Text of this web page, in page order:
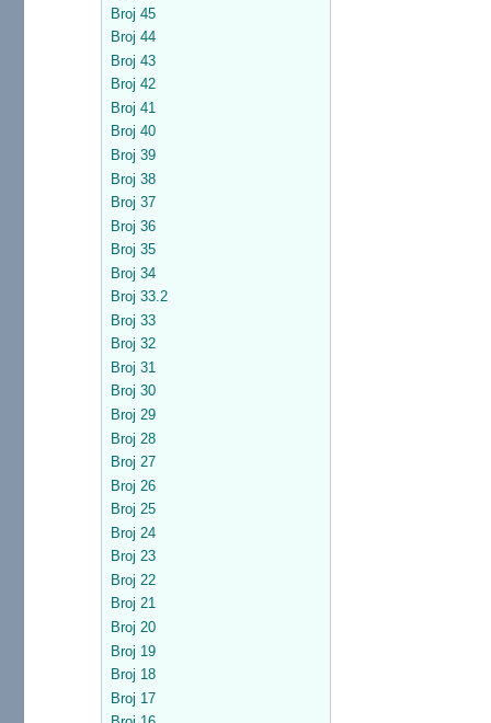
Broj 45
Broj 44
Broj 43
Broj 42
Broj 41
Broj 40
Broj 39
Broj 38
Broj 37
Broj 36
Broj 35
Broj 34
Broj 33.2
Broj 33
Broj 32
Broj 31
Broj 30
Broj 29
Broj 28
Broj 27
Broj 26
Broj 25
Broj 24
Broj 23
Broj 22
Broj 21
Broj 20
Broj 19
Broj 18
Broj 17